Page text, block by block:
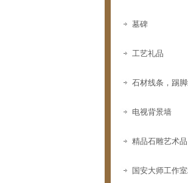
墓碑
工艺礼品
石材线条，踢
电视背景墙
精品石雕艺术品
国安大师工作